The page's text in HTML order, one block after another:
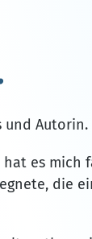
und Autorin.
hat es mich
die